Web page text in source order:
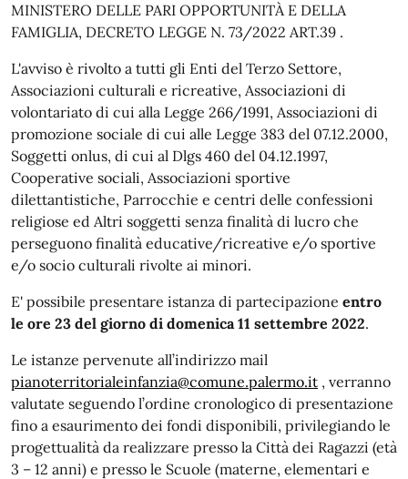
MINISTERO DELLE PARI OPPORTUNITÀ E DELLA
FAMIGLIA, DECRETO LEGGE N. 73/2022 ART.39 .
L'avviso è rivolto a tutti gli Enti del Terzo Settore,
Associazioni culturali e ricreative, Associazioni di
volontariato di cui alla Legge 266/1991, Associazioni di
promozione sociale di cui alle Legge 383 del 07.12.2000,
Soggetti onlus, di cui al Dlgs 460 del 04.12.1997,
Cooperative sociali, Associazioni sportive
dilettantistiche, Parrocchie e centri delle confessioni
religiose ed Altri soggetti senza finalità di lucro che
perseguono finalità educative/ricreative e/o sportive
e/o socio culturali rivolte ai minori.
E' possibile presentare istanza di partecipazione entro
le ore 23 del giorno di domenica 11 settembre 2022.
Le istanze pervenute all’indirizzo mail
pianoterritorialeinfanzia@comune.palermo.it , verranno
valutate seguendo l’ordine cronologico di presentazione
fino a esaurimento dei fondi disponibili, privilegiando le
progettualità da realizzare presso la Città dei Ragazzi (età
3 – 12 anni) e presso le Scuole (materne, elementari e